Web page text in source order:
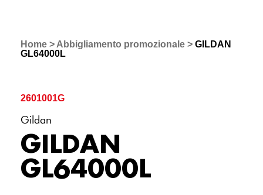
Home > Abbigliamento promozionale > GILDAN
GL64000L
2601001G
Gildan
GILDAN
GL64000L